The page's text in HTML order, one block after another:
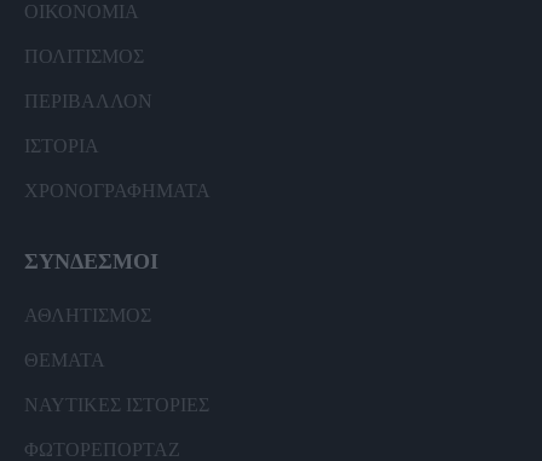
ΟΙΚΟΝΟΜΙΑ
ΠΟΛΙΤΙΣΜΟΣ
ΠΕΡΙΒΑΛΛΟΝ
ΙΣΤΟΡΙΑ
ΧΡΟΝΟΓΡΑΦΗΜΑΤΑ
ΣΥΝΔΕΣΜΟΙ
ΑΘΛΗΤΙΣΜΟΣ
ΘΕΜΑΤΑ
ΝΑΥΤΙΚΕΣ ΙΣΤΟΡΙΕΣ
ΦΩΤΟΡΕΠΟΡΤΑΖ